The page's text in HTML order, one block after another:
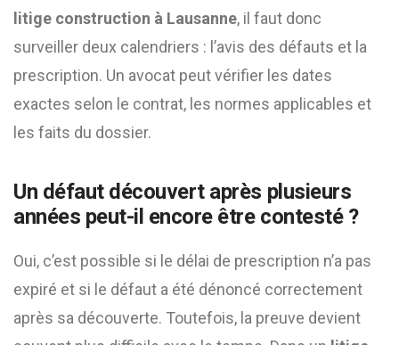
litige construction à Lausanne, il faut donc
surveiller deux calendriers : l’avis des défauts et la
prescription. Un avocat peut vérifier les dates
exactes selon le contrat, les normes applicables et
les faits du dossier.
Un défaut découvert après plusieurs
années peut-il encore être contesté ?
Oui, c’est possible si le délai de prescription n’a pas
expiré et si le défaut a été dénoncé correctement
après sa découverte. Toutefois, la preuve devient